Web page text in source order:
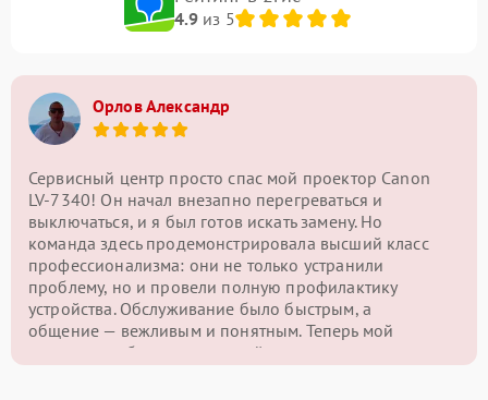
4.9из 5
Орлов Александр
Сервисный центр просто спас мой проектор Canon
LV-7340! Он начал внезапно перегреваться и
выключаться, и я был готов искать замену. Но
команда здесь продемонстрировала высший класс
профессионализма: они не только устранили
проблему, но и провели полную профилактику
устройства. Обслуживание было быстрым, а
общение — вежливым и понятным. Теперь мой
проектор работает как новый, и я с уверенностью